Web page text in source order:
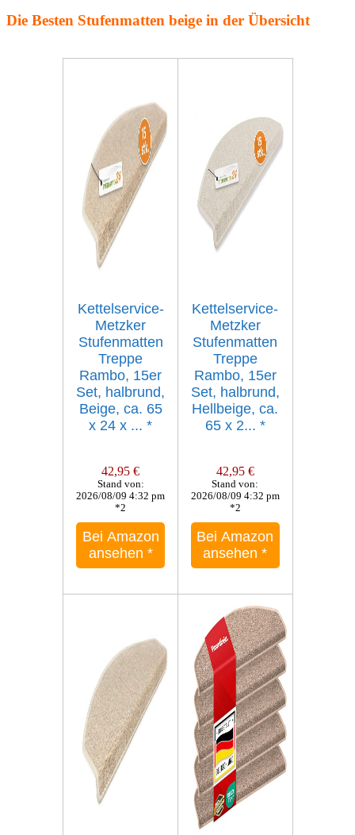
Die Besten Stufenmatten beige in der Übersicht
Kettelservice-
Metzker
Stufenmatten
Treppe
Rambo, 15er
Set, halbrund,
Beige, ca. 65
x 24 x ... *
42,95 €
Stand von:
2026/08/09 4:32 pm
*2
Bei Amazon
ansehen *
Kettelservice-
Metzker
Stufenmatten
Treppe
Rambo, 15er
Set, halbrund,
Hellbeige, ca.
65 x 2... *
42,95 €
Stand von:
2026/08/09 4:32 pm
*2
Bei Amazon
ansehen*